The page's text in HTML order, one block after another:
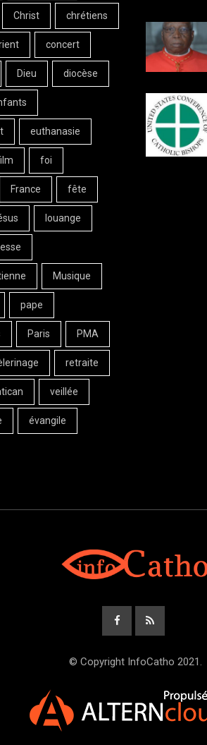
Christ chrétiens
concert
Dieu diocèse
euthanasie
foi
France fête
louange
Musique
pape
Paris PMA
retraite
veillée
évangile
© Copyright InfoCatho 2021.